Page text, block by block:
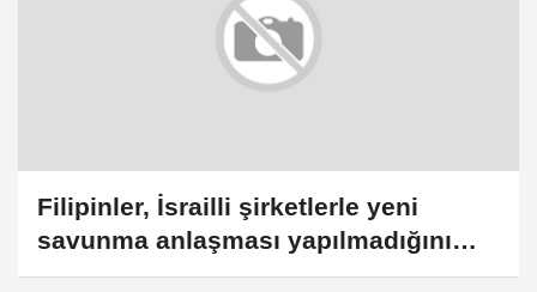
Filipinler, İsrailli şirketlerle yeni
savunma anlaşması yapılmadığını
açıkladı